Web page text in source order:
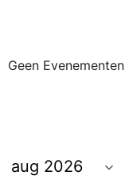
Geen Evenementen